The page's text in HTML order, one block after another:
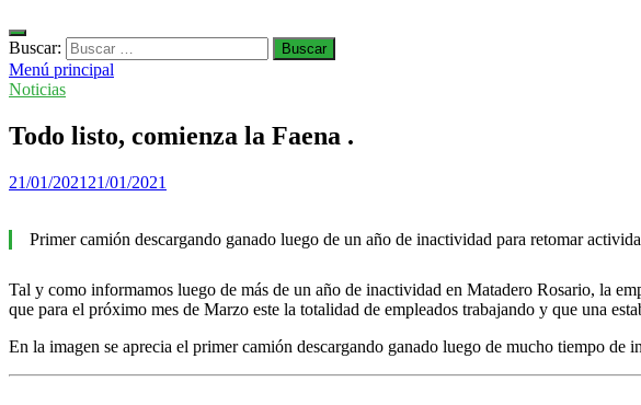
Buscar:
Menú principal
Noticias
Todo listo, comienza la Faena .
21/01/2021 21/01/2021
Primer camión descargando ganado luego de un año de inactividad para retomar
Tal y como informamos luego de más de un año de inactividad en Matadero Rosario, la
que para el próximo mes de Marzo este la totalidad de empleados trabajando y que una
En la imagen se aprecia el primer camión descargando ganado luego de mucho tiempo de